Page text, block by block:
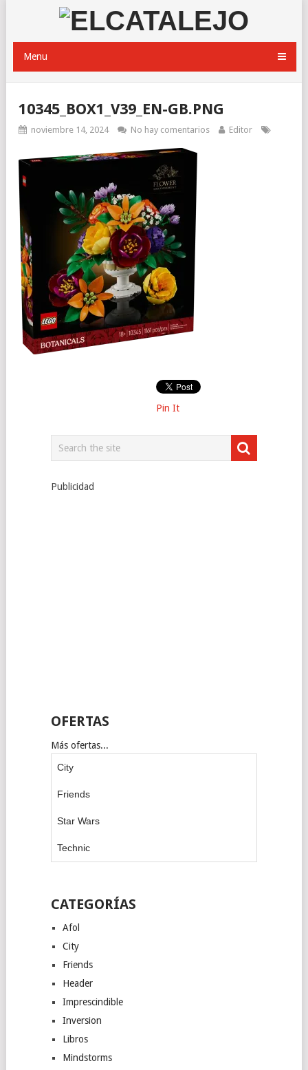
Menu
10345_BOX1_V39_EN-GB.PNG
noviembre 14, 2024 No hay comentarios Editor
Pin It
Publicidad
OFERTAS
Más ofertas...
City
Friends
Star Wars
Technic
CATEGORÍAS
Afol
City
Friends
Header
Imprescindible
Inversion
Libros
Mindstorms